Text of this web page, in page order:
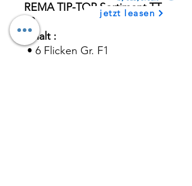
REMA TIP-TOP Sortiment TT
02
Inhalt :
• 6 Flicken Gr. F1
jetzt leasen